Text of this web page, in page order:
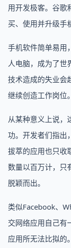
用开发极客。谷歌
买、使用并升级手
手机软件简单易用
人电脑，成为了世
技术造成的失业会
继续创造工作岗位。
从某种意义上说，
功。开发者们指出
拔萃的应用也只收
数量以百万计，只
脱颖而出。
类似Facebook、
交网络应用自己有
应用所无法比拟的